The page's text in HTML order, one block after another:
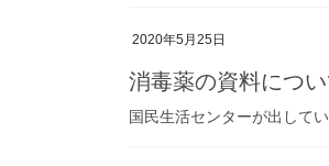
2020年5月25日
消毒薬の資料につ
国民生活センターが出して